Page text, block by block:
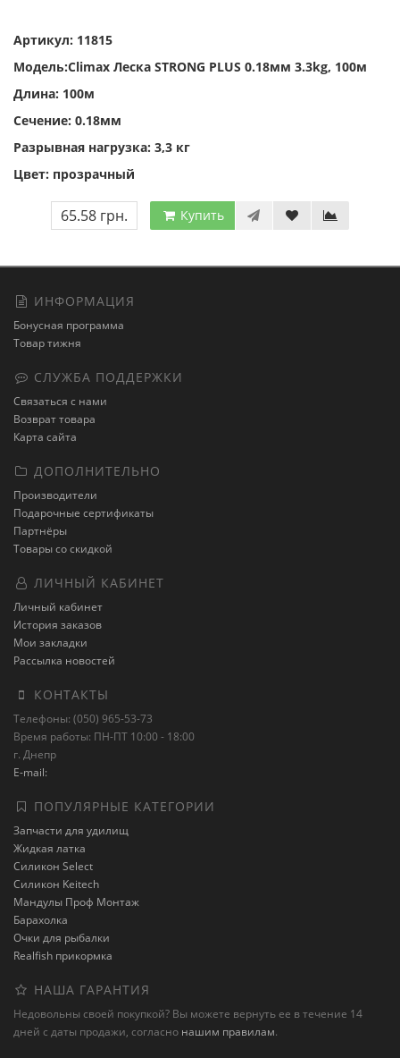
Артикул: 11815
Модель:Climax Леска STRONG PLUS 0.18мм 3.3kg, 100м
Длина: 100м
Сечение: 0.18мм
Разрывная нагрузка: 3,3 кг
Цвет: прозрачный
65.58 грн. Купить
ИНФОРМАЦИЯ
Бонусная программа
Товар тижня
СЛУЖБА ПОДДЕРЖКИ
Связаться с нами
Возврат товара
Карта сайта
ДОПОЛНИТЕЛЬНО
Производители
Подарочные сертификаты
Партнёры
Товары со скидкой
ЛИЧНЫЙ КАБИНЕТ
Личный кабинет
История заказов
Мои закладки
Рассылка новостей
КОНТАКТЫ
Телефоны: (050) 965-53-73
Время работы: ПН-ПТ 10:00 - 18:00
г. Днепр
E-mail:
ПОПУЛЯРНЫЕ КАТЕГОРИИ
Запчасти для удилищ
Жидкая латка
Силикон Select
Силикон Keitech
Мандулы Проф Монтаж
Барахолка
Очки для рыбалки
Realfish прикормка
НАША ГАРАНТИЯ
Недовольны своей покупкой? Вы можете вернуть ее в течение 14
дней с даты продажи, согласно нашим правилам.